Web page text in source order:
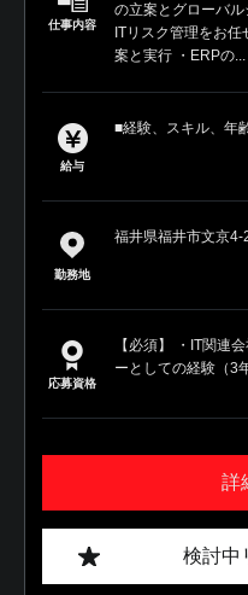
仕事内容
の立案とグローバ
ITリスク管理をお
案と実行 ・ERPの...
給与
■経験、スキル、年
勤務地
福井県福井市文京4-
応募資格
【必須】 ・IT関連
ーとしての経験（3
詳
検討中